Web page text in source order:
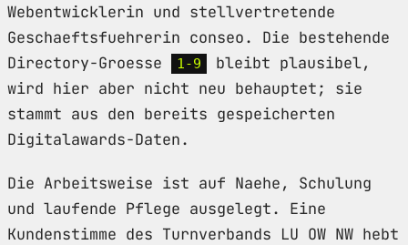
Webentwicklerin und stellvertretende
Geschaeftsfuehrerin conseo. Die bestehende
Directory-Groesse
1-9
bleibt plausibel,
wird hier aber nicht neu behauptet; sie
stammt aus den bereits gespeicherten
Digitalawards-Daten.
Die Arbeitsweise ist auf Naehe, Schulung
und laufende Pflege ausgelegt. Eine
Kundenstimme des Turnverbands LU OW NW hebt